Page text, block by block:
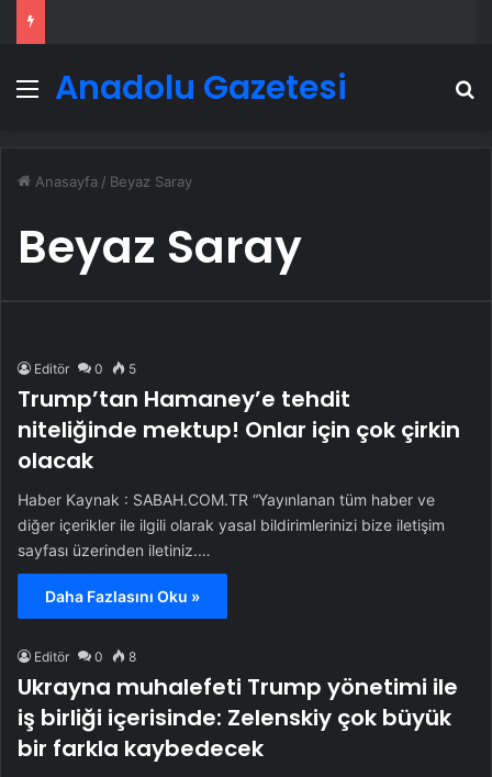
Menü
Anadolu Gazetesi
Anasayfa / Beyaz Saray
Beyaz Saray
Editör 0 5
Trump’tan Hamaney’e tehdit
niteliğinde mektup! Onlar için çok çirkin
olacak
Haber Kaynak : SABAH.COM.TR “Yayınlanan tüm haber ve
diğer içerikler ile ilgili olarak yasal bildirimlerinizi bize iletişim
sayfası üzerinden iletiniz.…
Daha Fazlasını Oku »
Editör 0 8
Ukrayna muhalefeti Trump yönetimi ile
iş birliği içerisinde: Zelenskiy çok büyük
bir farkla kaybedecek